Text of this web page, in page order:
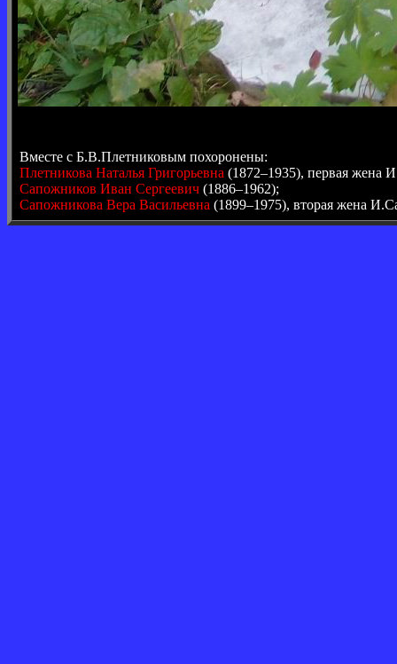
Вместе с Б.В.Плетниковым похоронены:
Плетникова Наталья Григорьевна (1872–1935), первая жена
Сапожников Иван Сергеевич (1886–1962);
Сапожникова Вера Васильевна (1899–1975), вторая жена